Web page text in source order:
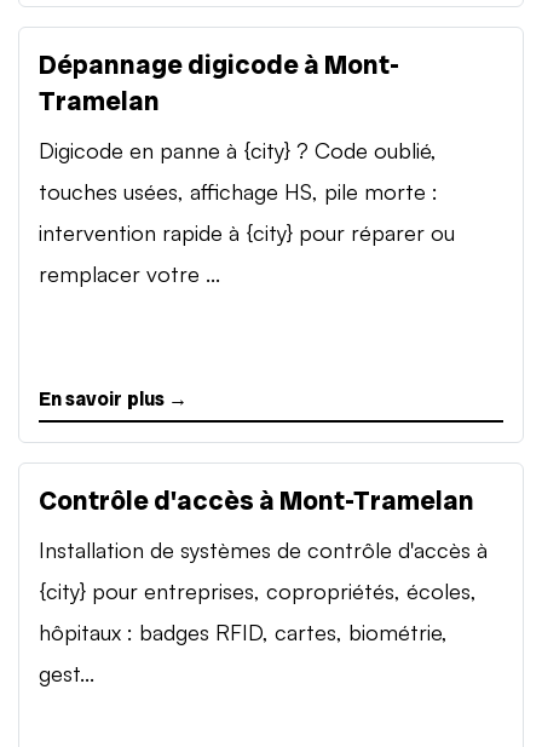
Dépannage digicode à Mont-
Tramelan
Digicode en panne à {city} ? Code oublié,
touches usées, affichage HS, pile morte :
intervention rapide à {city} pour réparer ou
remplacer votre ...
En savoir plus →
Contrôle d'accès à Mont-Tramelan
Installation de systèmes de contrôle d'accès à
{city} pour entreprises, copropriétés, écoles,
hôpitaux : badges RFID, cartes, biométrie,
gest...